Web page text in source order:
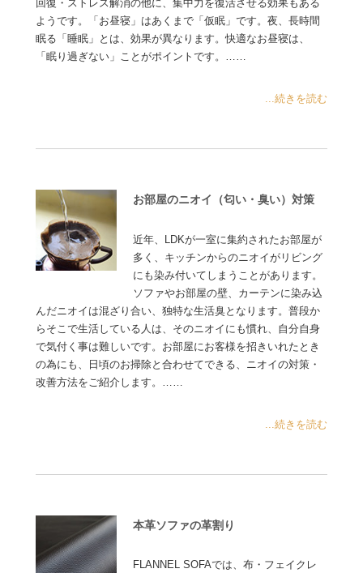
回復・ストレス解消の他に、集中力を復活させる効果もある
ようです。「お昼寝」はあくまで「仮眠」です。夜、長時間
眠る「睡眠」とは、効果が異なります。快適なお昼寝は、
「眠り過ぎない」ことがポイントです。……
...続きを読む
お部屋のニオイ（匂い・臭い）対策
近年、LDKが一室に集約されたお部屋が
多く、キッチンからのニオイがリビング
にも染み付いてしまうことがあります。
ソファやお部屋の壁、カーテンに染み込
んだニオイは混ざり合い、独特な生活臭となります。普段か
らそこで生活している人は、そのニオイにも慣れ、自分自身
で気付く事は難しいです。お部屋にお客様を招きいれたとき
の為にも、日頃のお掃除と合わせてできる、ニオイの対策・
改善方法をご紹介します。……
...続きを読む
本革ソファの革割り
FLANNEL SOFAでは、布・フェイクレ